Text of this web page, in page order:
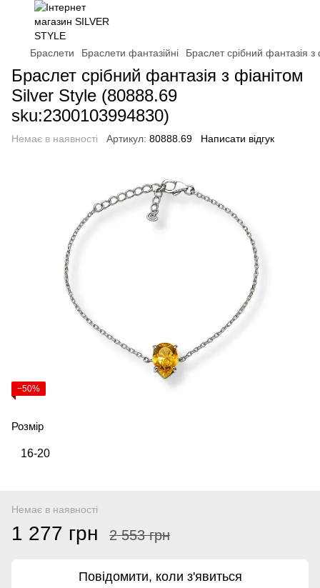
Браслети Браслети фантазійні Браслет срібний фантазія
Браслет срібний фантазія з фіанітом
Silver Style (80888.69
sku:2300103994830)
Немає в наявності Артикул: 80888.69 Написати відгук
−50%
Розмір
16-20
Немає в наявності
1 277 грн 2 553 грн
Повідомити, коли з'явиться